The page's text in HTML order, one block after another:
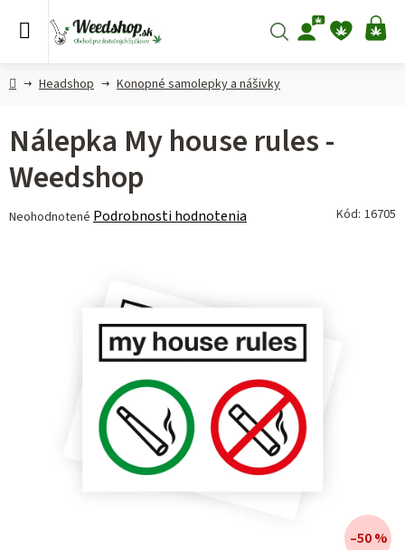
Hľadať
DomovHeadshop Konopné samolepky a nášivky
Nálepka My house rules -
Weedshop
Priemerné
Neohodnotené Podrobnosti hodnotenia Kód: 16705
–50 %